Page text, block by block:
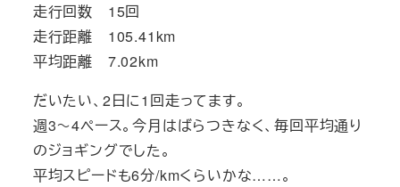
走行回数 15回
走行距離 105.41km
平均距離 7.02km
だいたい、2日に1回走ってます。
週3～4ペース。今月はばらつきなく、毎回平均通り
のジョギングでした。
平均スピードも6分/kmくらいかな……。